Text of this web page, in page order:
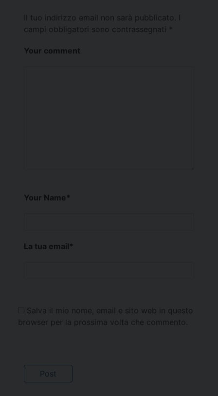
Il tuo indirizzo email non sarà pubblicato.
campi obbligatori sono contrassegnati *
Your comment
Your Name*
La tua email*
Salva il mio nome, email e sito web in questo
browser per la prossima volta che commento.